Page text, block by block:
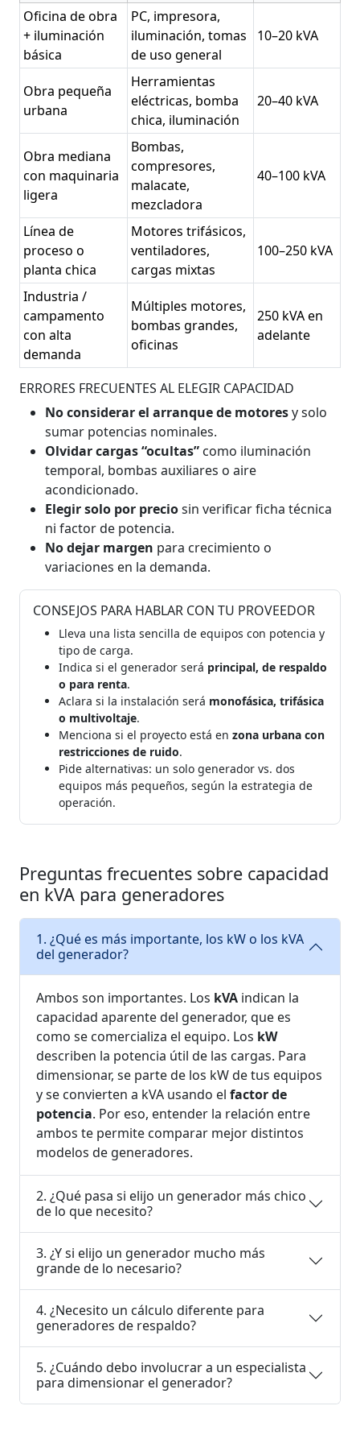
Oficina de obra
+ iluminación
básica
PC, impresora,
iluminación, tomas
de uso general
10–20 kVA
Obra pequeña
urbana
Herramientas
eléctricas, bomba
chica, iluminación
20–40 kVA
Obra mediana
con maquinaria
ligera
Bombas,
compresores,
malacate,
mezcladora
40–100 kVA
Línea de
proceso o
planta chica
Motores trifásicos,
ventiladores,
cargas mixtas
100–250 kVA
Industria /
campamento
con alta
demanda
Múltiples motores,
bombas grandes,
oficinas
250 kVA en
adelante
ERRORES FRECUENTES AL ELEGIR CAPACIDAD
No considerar el arranque de motoresy solo
sumar potencias nominales.
Olvidar cargas “ocultas” como iluminación
temporal, bombas auxiliares o aire
acondicionado.
Elegir solo por preciosin verificar ficha técnica
ni factor de potencia.
No dejar margen para crecimiento o
variaciones en la demanda.
CONSEJOS PARA HABLAR CON TU PROVEEDOR
Lleva una lista sencilla de equipos con potencia y
tipo de carga.
Indica si el generador será principal, de respaldo
o para renta.
Aclara si la instalación será monofásica, trifásica
o multivoltaje.
Menciona si el proyecto está en zona urbana con
restricciones de ruido.
Pide alternativas: un solo generador vs. dos
equipos más pequeños, según la estrategia de
operación.
Preguntas frecuentes sobre capacidad
en kVA para generadores
1. ¿Qué es más importante, los kW o los kVA
del generador?
Ambos son importantes. Los kVA indican la
capacidad aparente del generador, que es
como se comercializa el equipo. Los kW
describen la potencia útil de las cargas. Para
dimensionar, se parte de los kW de tus equipos
y se convierten a kVA usando el factor de
potencia. Por eso, entender la relación entre
ambos te permite comparar mejor distintos
modelos de generadores.
2. ¿Qué pasa si elijo un generador más chico
de lo que necesito?
3. ¿Y si elijo un generador mucho más
grande de lo necesario?
4. ¿Necesito un cálculo diferente para
generadores de respaldo?
5. ¿Cuándo debo involucrar a un especialista
para dimensionar el generador?